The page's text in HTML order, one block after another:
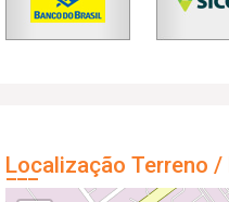
Localização Terreno /